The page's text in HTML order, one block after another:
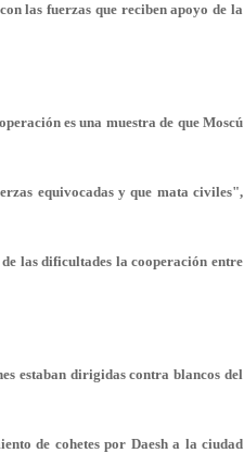
las fuerzas que reciben apoyo de la
es una muestra de que Moscú
equivocadas y que mata civiles",
las dificultades la cooperación entre
estaban dirigidas contra blancos del
de cohetes por Daesh a la ciudad